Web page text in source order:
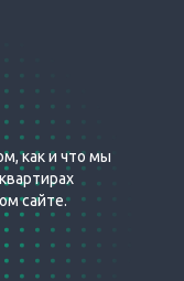
как и что мы
сайте.